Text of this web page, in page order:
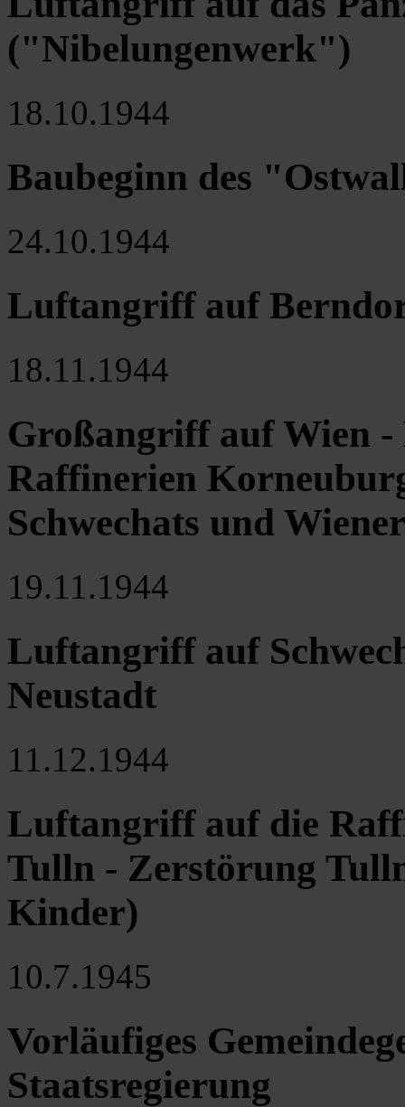
("Nibelungenwerk")
18.10.1944
Baubeginn des
24.10.1944
Luftangriff auf
18.11.1944
Großangriff auf Wien
Raffinerien
Schwechats und
19.11.1944
Luftangriff auf
Neustadt
11.12.1944
Luftangriff auf die
Tulln - Zerstörung
Kinder)
10.7.1945
Vorläufiges
Staatsregierung